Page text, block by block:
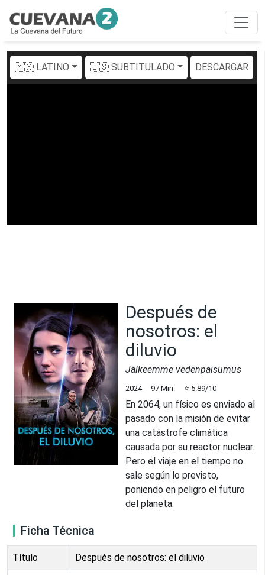
🇲🇽 LATINO 🇺🇸 SUBTITULADO DESCARGAR
Después de
nosotros: el
diluvio
Jälkeemme vedenpaisumus
2024 97 Min. ⭐ 5.89/10
En 2064, un físico es enviado al
pasado con la misión de evitar
una catástrofe climática
causada por su reactor nuclear.
Pero el viaje en el tiempo no
sale según lo previsto,
poniendo en peligro el futuro
del planeta.
Ficha Técnica
Título Después de nosotros: el diluvio